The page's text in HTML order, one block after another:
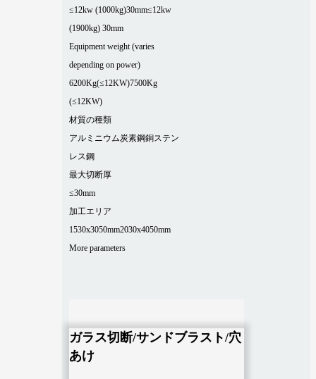
≤12kw (1000kg)30mm≤12kw
(1900kg) 30mm
Equipment weight (varies
depending on power)
6200Kg(≤12KW)7500Kg
(≤12KW)
材質の種類
アルミニウム炭素鋼銅ステン
レス鋼
最大切断厚
≤30mm
加工エリア
1530x3050mm2030x4050mm
More parameters
ガラス切断/サンドブラスト/穴
あけ